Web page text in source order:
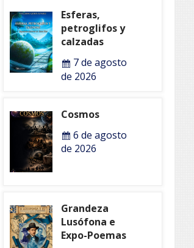
Esferas,
petroglifos y
calzadas
7 de agosto
de 2026
Cosmos
6 de agosto
de 2026
Grandeza
Lusófona e
Expo-Poemas